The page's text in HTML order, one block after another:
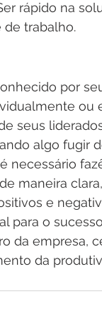
rápido na
de trabalho.
por
seus
algo fugir
necessário
maneira
e
para o
da empresa,
da